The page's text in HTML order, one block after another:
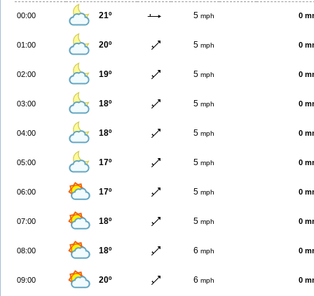
00:00 21º 5 mph 0
01:00 20º 5 mph 0
02:00 19º 5 mph 0
03:00 18º 5 mph 0
04:00 18º 5 mph 0
05:00 17º 5 mph 0
06:00 17º 5 mph 0
07:00 18º 5 mph 0
08:00 18º 6 mph 0
09:00 20º 6 mph 0